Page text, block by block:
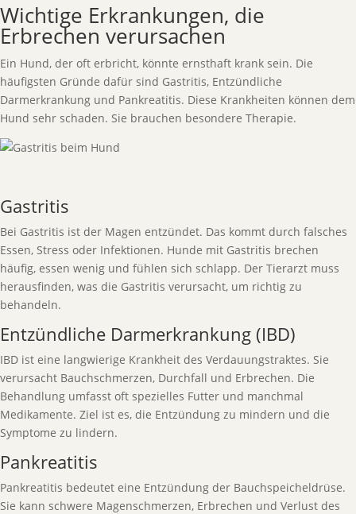
Wichtige Erkrankungen, die
Erbrechen verursachen
Ein Hund, der oft erbricht, könnte ernsthaft krank sein. Die
häufigsten Gründe dafür sind Gastritis, Entzündliche
Darmerkrankung und Pankreatitis. Diese Krankheiten können dem
Hund sehr schaden. Sie brauchen besondere Therapie.
Gastritis
Bei Gastritis ist der Magen entzündet. Das kommt durch falsches
Essen, Stress oder Infektionen. Hunde mit Gastritis brechen
häufig, essen wenig und fühlen sich schlapp. Der Tierarzt muss
herausfinden, was die Gastritis verursacht, um richtig zu
behandeln.
Entzündliche Darmerkrankung (IBD)
IBD ist eine langwierige Krankheit des Verdauungstraktes. Sie
verursacht Bauchschmerzen, Durchfall und Erbrechen. Die
Behandlung umfasst oft spezielles Futter und manchmal
Medikamente. Ziel ist es, die Entzündung zu mindern und die
Symptome zu lindern.
Pankreatitis
Pankreatitis bedeutet eine Entzündung der Bauchspeicheldrüse.
Sie kann schwere Magenschmerzen, Erbrechen und Verlust des